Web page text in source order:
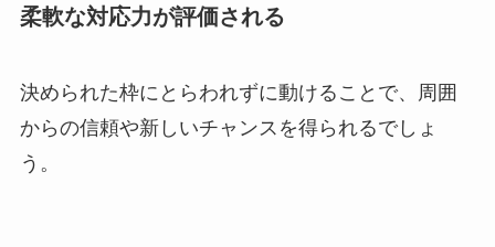
柔軟な対応力が評価される
決められた枠にとらわれずに動けることで、周囲
からの信頼や新しいチャンスを得られるでしょ
う。